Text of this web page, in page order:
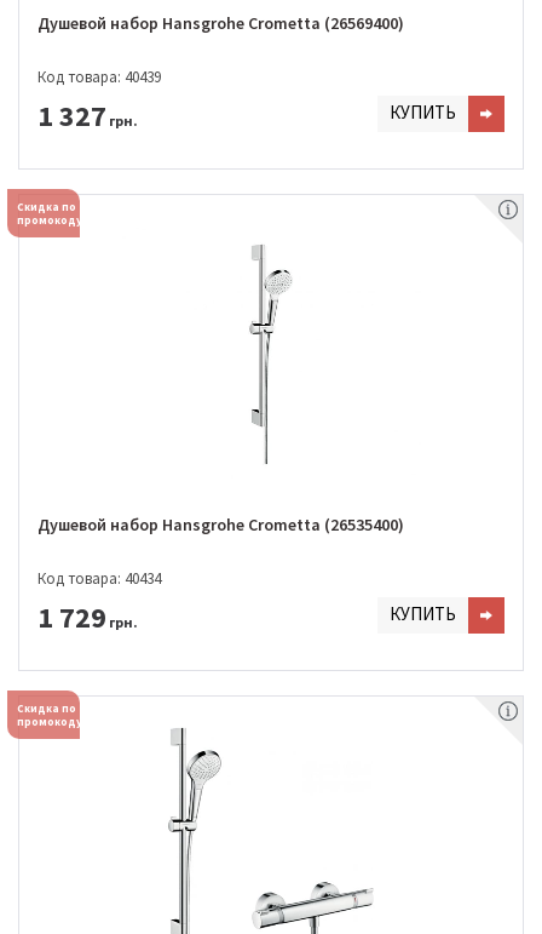
Душевой набор Hansgrohe Crometta (26569400)
Код товара: 40439
1 327 грн. КУПИТЬ
Скидка по
промокоду
Душевой набор Hansgrohe Crometta (26535400)
Код товара: 40434
1 729 грн. КУПИТЬ
Скидка по
промокоду